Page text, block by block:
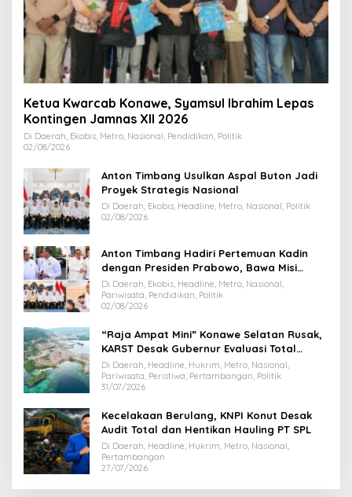
Ketua Kwarcab Konawe, Syamsul Ibrahim Lepas
Kontingen Jamnas XII 2026
Di Daerah, Ekobis, Metro, Nasional, Pendidikan, Politik
02/08/2026
Anton Timbang Usulkan Aspal Buton Jadi
Proyek Strategis Nasional
Di Daerah, Ekobis, Headline, Metro, Nasional, Politik
02/08/2026
Anton Timbang Hadiri Pertemuan Kadin
dengan Presiden Prabowo, Bawa Misi
Majukan Ekonomi Sultra
Di Daerah, Ekobis, Headline, Metro, Nasional,
Pariwisata, Pendidikan, Politik
02/08/2026
“Raja Ampat Mini” Konawe Selatan Rusak,
KARST Desak Gubernur Evaluasi Total
Dispar Sultra
Di Daerah, Headline, Hukrim, Metro, Nasional,
Pariwisata, Peristiwa, Pertambangan, Politik
31/07/2026
Kecelakaan Berulang, KNPI Konut Desak
Audit Total dan Hentikan Hauling PT SPL
Di Daerah, Headline, Hukrim, Metro, Nasional,
Pertambangan
27/07/2026